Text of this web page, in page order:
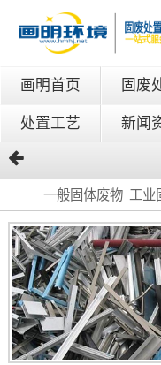
画明首页 固废
处置工艺 新闻
一般固体废物 工业